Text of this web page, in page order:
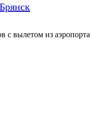
с вылетом из аэропорта